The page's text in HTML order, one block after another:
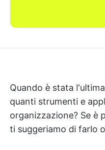
Quando è stata
quanti strumenti e
organizzazione? Se è
ti suggeriamo di farlo